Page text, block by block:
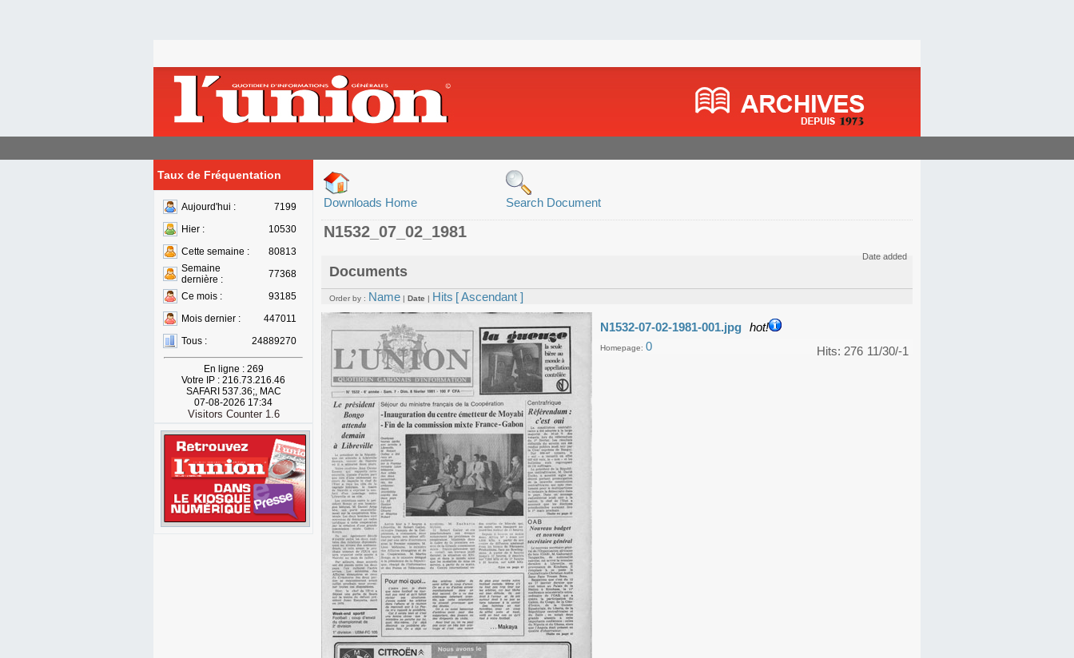
Taux de Fréquentation
Aujourd'hui :
7199
Hier :
10530
Cette semaine :
80813
Semaine
dernière :
77368
Ce mois :
93185
Mois dernier :
447011
Tous :
24889270
En ligne : 269
Votre IP : 216.73.216.46
SAFARI 537.36;, MAC
07-08-2026 17:34
Visitors Counter 1.6
Downloads Home Search Document
N1532_07_02_1981
Documents
Date added
Order by : Name | Date | Hits [ Ascendant ]
N1532-07-02-1981-001.jpg hot!
11/30/-1
Hits: 276
Homepage: 0